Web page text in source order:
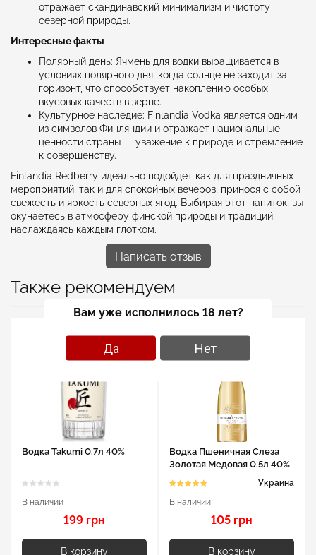
отражает скандинавский минимализм и чистоту
северной природы.
Интересные факты
Полярный день: Ячмень для водки выращивается в
условиях полярного дня, когда солнце не заходит за
горизонт, что способствует накоплению особых
вкусовых качеств в зерне.
Культурное наследие: Finlandia Vodka является одним
из символов Финляндии и отражает национальные
ценности страны — уважение к природе и стремление
к совершенству.
Finlandia Redberry идеально подойдет как для праздничных
мероприятий, так и для спокойных вечеров, принося с собой
свежесть и яркость северных ягод. Выбирая этот напиток, вы
окунаетесь в атмосферу финской природы и традиций,
наслаждаясь каждым глотком.
Написать отзыв
Также рекомендуем
Водка Takumi 0.7л 40%
В наличии
199 грн
В корзину
Водка Пшеничная Слеза
Золотая Медовая 0.5л 40%
Украина
В наличии
105 грн
В корзину
Вам уже исполнилось 18 лет?
Да Нет